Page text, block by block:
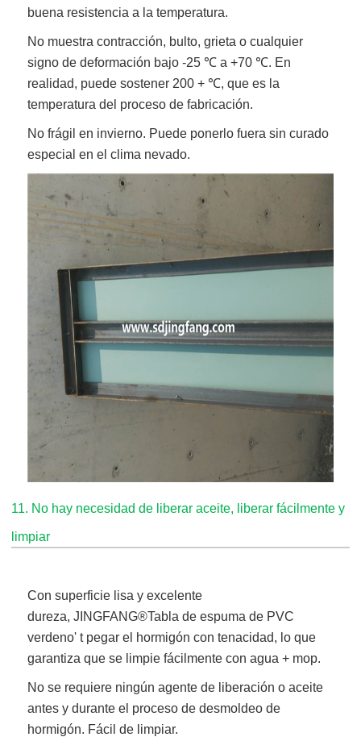
buena resistencia a la temperatura.
No muestra contracción, bulto, grieta o cualquier
signo de deformación bajo -25 ℃ a +70 ℃. En
realidad, puede sostener 200 + ℃, que es la
temperatura del proceso de fabricación.
No frágil en invierno. Puede ponerlo fuera sin curado
especial en el clima nevado.
11. No hay necesidad de liberar aceite, liberar fácilmente y
limpiar
Con superficie lisa y excelente
dureza,JINGFANG®Tabla de espuma de PVC
verdeno' t pegar el hormigón con tenacidad, lo que
garantiza que se limpie fácilmente con agua + mop.
No se requiere ningún agente de liberación o aceite
antes y durante el proceso de desmoldeo de
hormigón. Fácil de limpiar.